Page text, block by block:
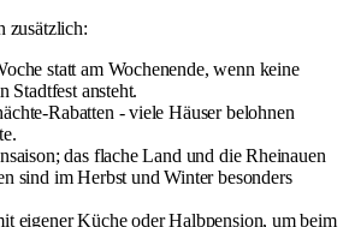
zusätzlich:
statt am Wochenende, wenn keine
Stadtfest ansteht.
Rabatten - viele Häuser belohnen
das flache Land und dieRheinauen
sind im Herbst und Winter besonders
eigener Küche oder Halbpension, um beim